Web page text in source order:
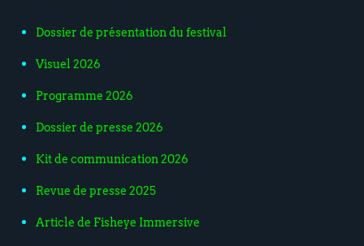
Dossier de présentation du festival
Visuel 2026
Programme 2026
Dossier de presse 2026
Kit de communication 2026
Revue de presse 2025
Article de Fisheye Immersive